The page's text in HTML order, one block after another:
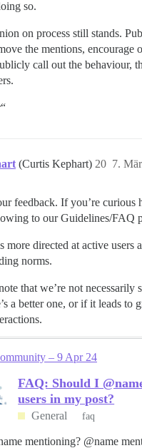
so.
on process still stands.
the mentions, encourage
call out the behaviour,
(Curtis Kephart) 7.
20
feedback. If you’re curious
to our Guidelines/FAQ
more directed at active users
norms.
that we’re not necessarily
a better one, or if it leads to
– 9 Apr 24
FAQ: Should I
users in my post?
General faq
mentioning? @name